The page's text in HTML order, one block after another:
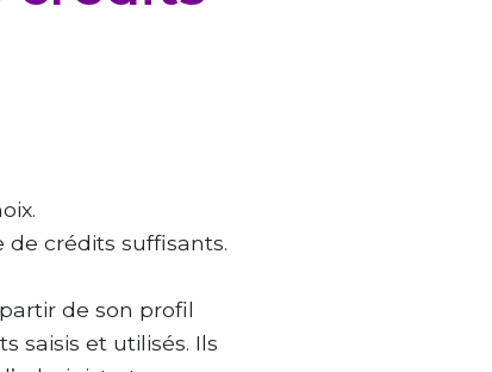
de crédits suffisants.
de son profil
saisis et utilisés. Ils